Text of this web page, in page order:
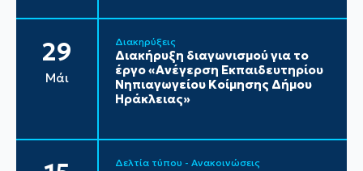
29
Μάι
Διακηρύξεις
Διακήρυξη διαγωνισμού για το
έργο «Ανέγερση Εκπαιδευτηρίου
Νηπιαγωγείου Κοίμησης Δήμου
Ηράκλειας»
Δελτία τύπου - Ανακοινώσεις